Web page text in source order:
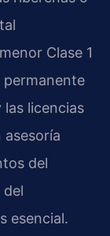
Clase 1
permanente
las licencias
del
esencial.